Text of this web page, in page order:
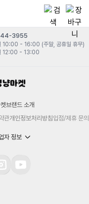
3955
10:00 - 16:00 (주말, 공휴일 휴무)
12:00 - 13:00
브랜드 소개
관개인정보처리방침입점/제휴 문의
자 정보